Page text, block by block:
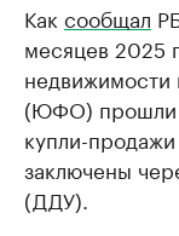
Как сообщал
месяцев 2025
(ЮФО) прошли
купли-
заключены
(ДДУ).